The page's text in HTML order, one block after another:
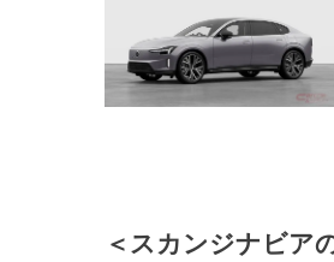
＜スカンジナビア